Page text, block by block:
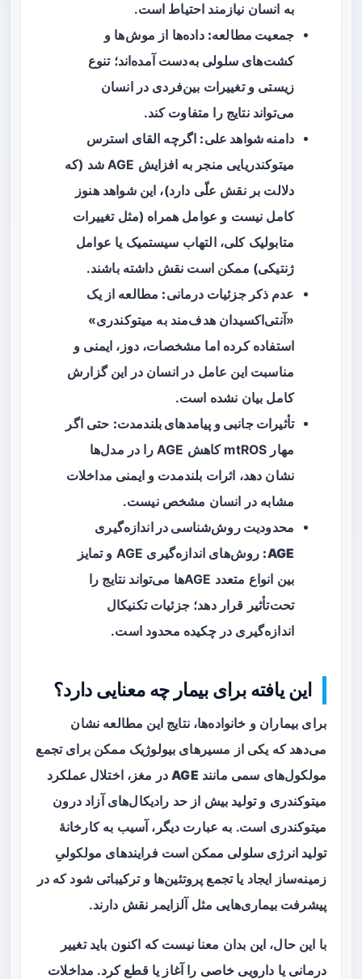
به انسان نیازمند احتیاط است.
جمعیت مطالعه: داده‌ها از موش‌ها و
کشت‌های سلولی به‌دست آمده‌اند؛ تنوع
زیستی و تغییرات بین‌فردی در انسان
می‌تواند نتایج را متفاوت کند.
دامنه شواهد علی: اگرچه القای استرس
میتوکندریایی منجر به افزایش AGE شد (که
دلالت بر نقش علّی دارد)، این شواهد هنوز
کامل نیست و عوامل همراه (مثل تغییرات
متابولیک کلی، التهاب سیستمیک یا عوامل
ژنتیکی) ممکن است نقش داشته باشند.
عدم ذکر جزئیات درمانی: مطالعه از یک
«آنتی‌اکسیدان هدف‌مند به میتوکندری»
استفاده کرده اما مشخصات، دوز، ایمنی و
مناسبت این عامل در انسان در این گزارش
کامل بیان نشده است.
تأثیرات جانبی و پیامدهای بلندمدت: حتی اگر
مهار mtROS کاهش AGE را در مدل‌ها
نشان دهد، اثرات بلندمدت و ایمنی مداخلات
مشابه در انسان مشخص نیست.
محدودیت روش‌شناسی در اندازه‌گیری
AGE:
روش‌های اندازه‌گیری AGE و تمایز
بین انواع متعدد AGEها می‌تواند نتایج را
تحت‌تأثیر قرار دهد؛ جزئیات تکنیکال
اندازه‌گیری در چکیده محدود است.
این یافته برای بیمار چه معنایی دارد؟
برای بیماران و خانواده‌ها، نتایج این مطالعه نشان
می‌دهد که یکی از مسیرهای بیولوژیک ممکن برای تجمع
مولکول‌های سمی مانند AGEدر مغز، اختلال عملکرد
میتوکندری و تولید بیش از حد رادیکال‌های آزاد درون
میتوکندری است. به عبارت دیگر، آسیب به کارخانهٔ
تولید انرژی سلولی ممکن است فرایندهای مولکولیِ
زمینه‌ساز ایجاد یا تجمع پروتئین‌ها و ترکیباتی شود که در
پیشرفت بیماری‌هایی مثل آلزایمر نقش دارند.
با این حال، این بدان معنا نیست که اکنون باید تغییر
درمانی یا دارویی خاصی را آغاز یا قطع کرد. مداخلات